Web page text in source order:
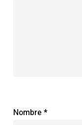
Nombre *